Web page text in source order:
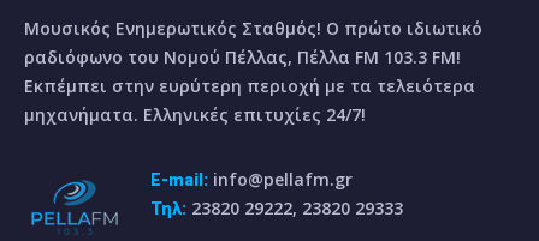
Μουσικός Ενημερωτικός Σταθμός! Ο πρώτο ιδιωτικό
ραδιόφωνο του Νομού Πέλλας, Πέλλα FM 103.3 FM!
Εκπέμπει στην ευρύτερη περιοχή με τα τελειότερα
μηχανήματα. Ελληνικές επιτυχίες 24/7!
E-mail: info@pellafm.gr
Τηλ: 23820 29222, 23820 29333